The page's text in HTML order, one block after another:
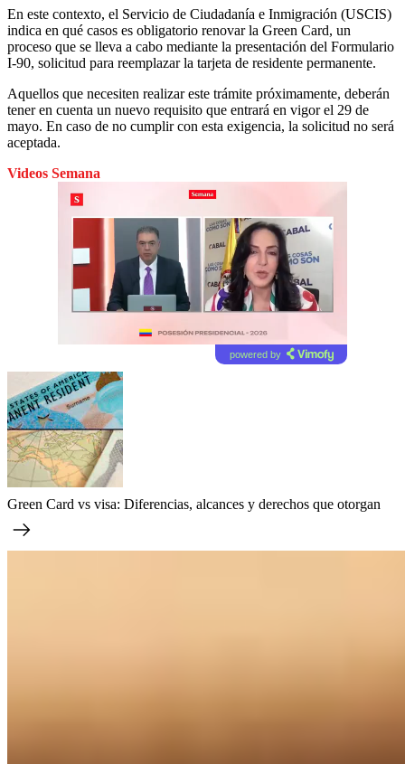
En este contexto, el Servicio de Ciudadanía e Inmigración (USCIS)
indica en qué casos es obligatorio renovar la Green Card, un
proceso que se lleva a cabo mediante la presentación del Formulario
I-90, solicitud para reemplazar la tarjeta de residente permanente.
Aquellos que necesiten realizar este trámite próximamente, deberán
tener en cuenta un nuevo requisito que entrará en vigor el 29 de
mayo. En caso de no cumplir con esta exigencia, la solicitud no será
aceptada.
Videos Semana
powered by
Green Card vs visa: Diferencias, alcances y derechos que otorgan